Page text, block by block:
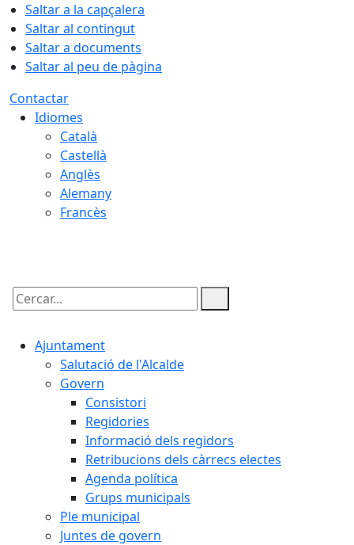
Saltar a la capçalera
Saltar al contingut
Saltar a documents
Saltar al peu de pàgina
Contactar
Idiomes
Català
Castellà
Anglès
Alemany
Francès
Cercar:
Ajuntament
Salutació de l'Alcalde
Govern
Consistori
Regidories
Informació dels regidors
Retribucions dels càrrecs electes
Agenda política
Grups municipals
Ple municipal
Juntes de govern